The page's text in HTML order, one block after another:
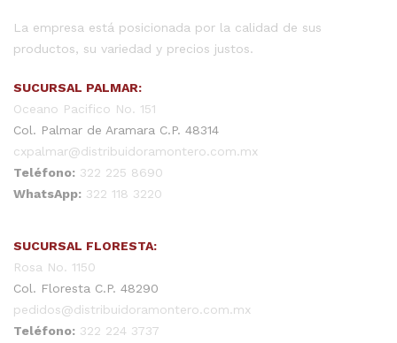
La empresa está posicionada por la calidad de sus
productos, su variedad y precios justos.
SUCURSAL PALMAR:
Oceano Pacifico No. 151
Col. Palmar de Aramara C.P. 48314
cxpalmar@distribuidoramontero.com.mx
Teléfono: 322 225 8690
WhatsApp: 322 118 3220
SUCURSAL FLORESTA:
Rosa No. 1150
Col. Floresta C.P. 48290
pedidos@distribuidoramontero.com.mx
Teléfono: 322 224 3737